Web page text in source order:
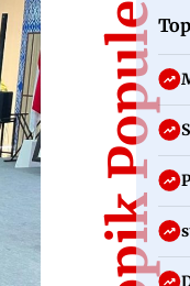
Topik Populer